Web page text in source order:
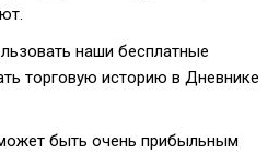
наши бесплатные
торговую историю в Дневнике
быть очень прибыльным